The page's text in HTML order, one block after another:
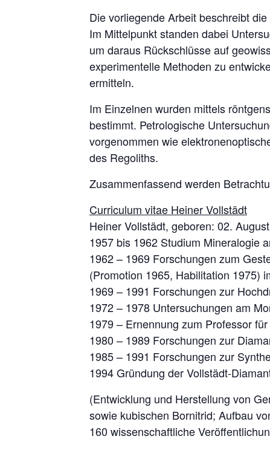
Die vorliegende Arbeit beschreibt
Im Mittelpunkt standen dabei
um daraus Rückschlüsse auf
experimentelle Methoden zu
ermitteln.
Im Einzelnen wurden mittels
bestimmt. Petrologische
vorgenommen wie
des Regoliths.
Zusammenfassend werden
Curriculum vitae Heiner Vollstädt
Heiner Vollstädt, geboren: 02.
1957 bis 1962 Studium Mineralogie
1962 – 1969 Forschungen zum
(Promotion 1965, Habilitation 1975)
1969 – 1991 Forschungen zur
1972 – 1978 Untersuchungen am
1979 – Ernennung zum Professor
1980 – 1989 Forschungen zur
1985 – 1991 Forschungen zur
1994 Gründung der Vollstädt-
(Entwicklung und Herstellung von
sowie kubischen Bornitrid; Aufbau
160 wissenschaftliche